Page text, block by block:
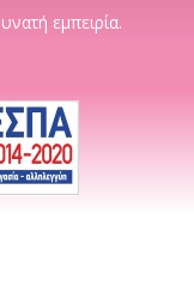
εμπειρία.